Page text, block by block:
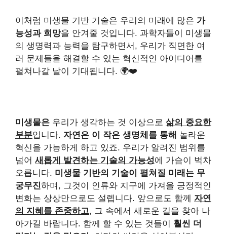
이처럼 미생물 기반 기술은 우리의 미래에 많은 가
능성과 희망을 안겨줄 것입니다. 과학자들이 미생물
의 생명력과 능력을 탐구하면서, 우리가 직면한 여
러 문제들을 해결할 수 있는 혁신적인 아이디어를
펼쳐나갈 날이 기대됩니다. 🌍❤️
미생물은 우리가 생각하는 것 이상으로 삶의 중요한
부분입니다. 자연은 이 작은 생명체를 통해 놀라운
혁신을 가능하게 하고 있죠. 우리가 알려진 범위를
넘어 새롭게 발견하는 기술의 가능성에 가슴이 벅차
오릅니다. 미생물 기반의 기술이 펼쳐질 미래는 무
궁무진하며, 그것이 인류와 지구에 가져올 긍정적인
변화는 상상만으로도 설렙니다. 앞으로도 함께 자연
의 지혜를 존중하고, 그 속에서 새로운 길을 찾아 나
아가길 바랍니다. 함께 할 수 있는 것들이 훨씬 더